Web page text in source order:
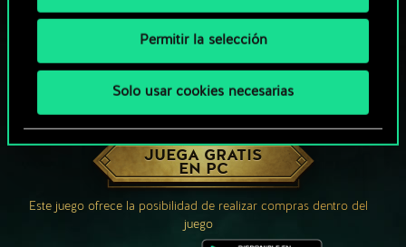
Permitir la selección
Solo usar cookies necesarias
¿QUÉ TAL UNA PARTIDA DE GWENT?
JUEGA GRATIS
EN PC
Este juego ofrece la posibilidad de realizar compras dentro del
juego